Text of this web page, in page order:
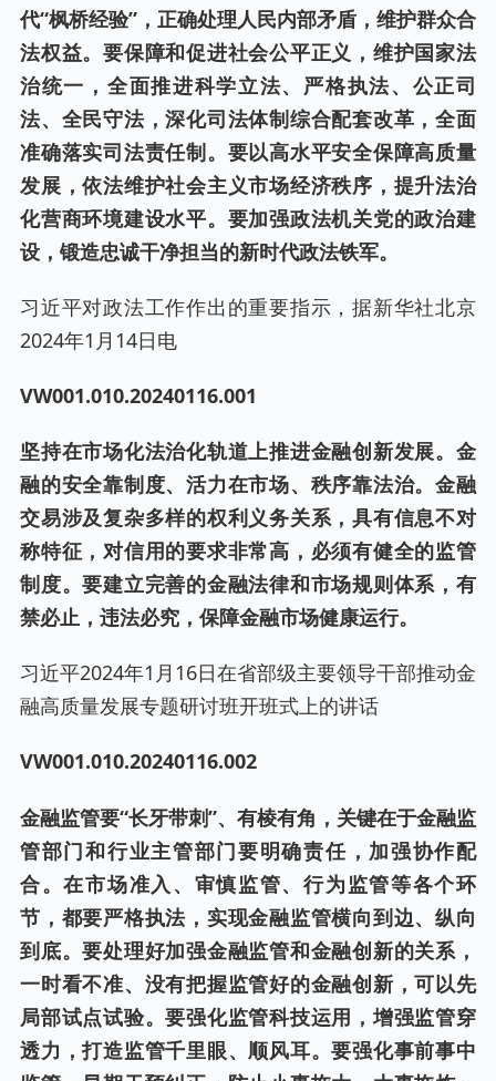
代“枫桥经验”，正确处理人民内部矛盾，维护群众合
法权益。要保障和促进社会公平正义，维护国家法
治统一，全面推进科学立法、严格执法、公正司
法、全民守法，深化司法体制综合配套改革，全面
准确落实司法责任制。要以高水平安全保障高质量
发展，依法维护社会主义市场经济秩序，提升法治
化营商环境建设水平。要加强政法机关党的政治建
设，锻造忠诚干净担当的新时代政法铁军。
习近平对政法工作作出的重要指示，据新华社北京
2024年1月14日电
VW001.010.20240116.001
坚持在市场化法治化轨道上推进金融创新发展。金
融的安全靠制度、活力在市场、秩序靠法治。金融
交易涉及复杂多样的权利义务关系，具有信息不对
称特征，对信用的要求非常高，必须有健全的监管
制度。要建立完善的金融法律和市场规则体系，有
禁必止，违法必究，保障金融市场健康运行。
习近平2024年1月16日在省部级主要领导干部推动金
融高质量发展专题研讨班开班式上的讲话
VW001.010.20240116.002
金融监管要“长牙带刺”、有棱有角，关键在于金融监
管部门和行业主管部门要明确责任，加强协作配
合。在市场准入、审慎监管、行为监管等各个环
节，都要严格执法，实现金融监管横向到边、纵向
到底。要处理好加强金融监管和金融创新的关系，
一时看不准、没有把握监管好的金融创新，可以先
局部试点试验。要强化监管科技运用，增强监管穿
透力，打造监管千里眼、顺风耳。要强化事前事中